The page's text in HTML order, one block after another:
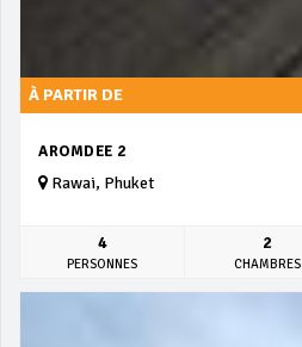
À PARTIR DE
AROMDEE 2
Rawai, Phuket
4
PERSONNES
2
CHAMBRES